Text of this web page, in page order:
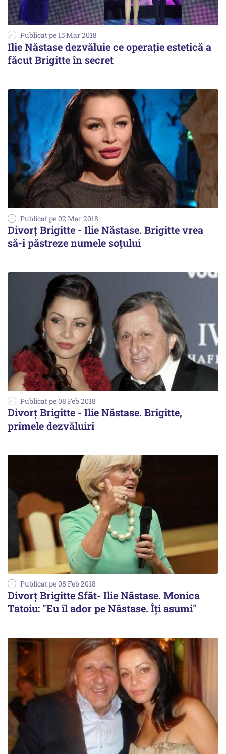
Publicat pe 15 Mar 2018
Ilie Năstase dezvăluie ce operație estetică a
făcut Brigitte în secret
Publicat pe 02 Mar 2018
Divorț Brigitte - Ilie Năstase. Brigitte vrea
să-i păstreze numele soțului
Publicat pe 08 Feb 2018
Divorț Brigitte - Ilie Năstase. Brigitte,
primele dezvăluiri
Publicat pe 08 Feb 2018
Divorț Brigitte Sfăt- Ilie Năstase. Monica
Tatoiu: "Eu îl ador pe Năstase. Îți asumi"